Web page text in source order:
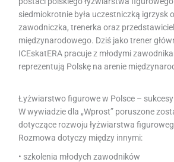
siedmiokrotnie była uczestniczką igrzysk
zawodniczka, trenerka oraz
międzynarodowego. Dziś jako trener
ICEskatERA pracuje z młodymi
reprezentują Polskę na arenie
Łyżwiarstwo figurowe w Polsce –
W wywiadzie dla „Wprost” poruszone
dotyczące rozwoju łyżwiarstwa
Rozmowa dotyczy między innymi:
• szkolenia młodych zawodników